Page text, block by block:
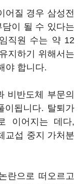
어질 경우 삼성전
담이 될 수 있다는
직원 수는 약 12
지하기 위해서는
야 합니다.
비반도체 부문의
이됩니다. 탈퇴가
이어지는 데다,
교섭 중지 가처분
란으로 떠오르고